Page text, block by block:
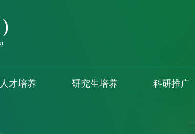
人才培养 研究生培养 科研推广